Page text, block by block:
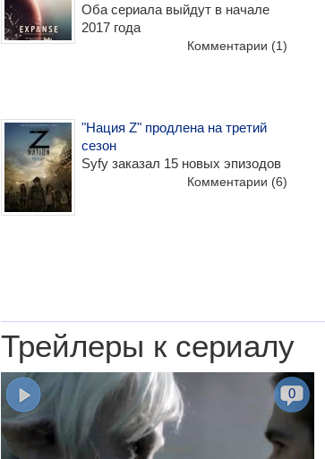
Оба сериала выйдут в начале
2017 года
Комментарии (1)
"Нация Z" продлена на третий
сезон
Syfy заказал 15 новых эпизодов
Комментарии (6)
Трейлеры к сериалу
0